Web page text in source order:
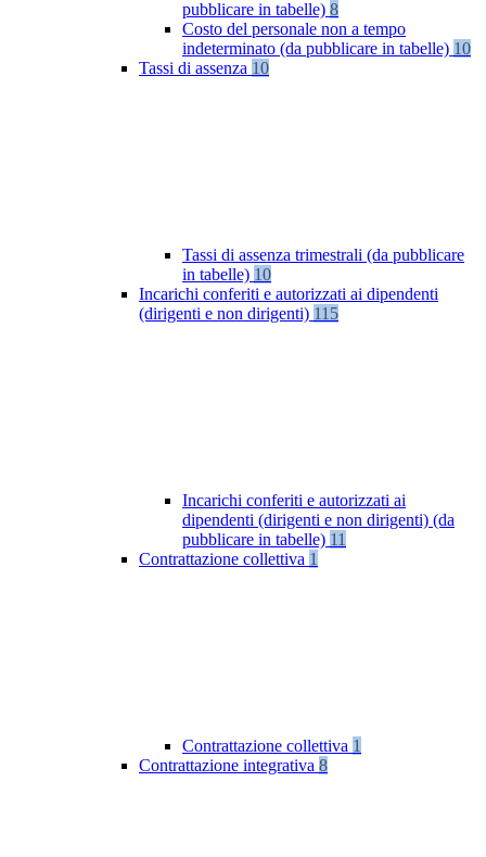
pubblicare in tabelle) 8
Costo del personale non a tempo
indeterminato (da pubblicare in tabelle) 10
Tassi di assenza 10
Tassi di assenza trimestrali (da pubblicare
in tabelle) 10
Incarichi conferiti e autorizzati ai dipendenti
(dirigenti e non dirigenti) 115
Incarichi conferiti e autorizzati ai
dipendenti (dirigenti e non dirigenti) (da
pubblicare in tabelle) 11
Contrattazione collettiva 1
Contrattazione collettiva 1
Contrattazione integrativa 8